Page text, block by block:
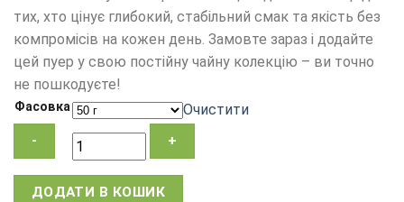
тих, хто цінує глибокий, стабільний смак та якість без
компромісів на кожен день. Замовте зараз і додайте
цей пуер у свою постійну чайну колекцію – ви точно
не пошкодуєте!
Фасовка Очистити
ЧайДОДАТИ В КОШИК